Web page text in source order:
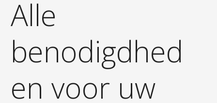
Alle
benodigdhed
en voor uw